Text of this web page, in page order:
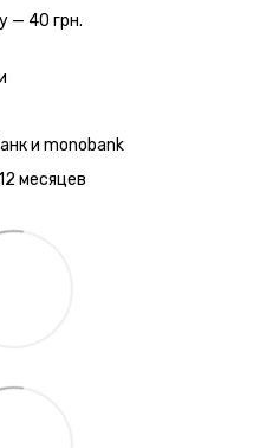
— 40 грн.
и monobank
месяцев